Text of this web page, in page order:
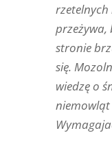
przeżywa,
stronie
się.
wiedzę o
niemowląt